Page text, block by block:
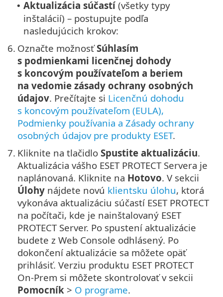
• Aktualizácia súčastí(všetky typy
inštalácií) – postupujte podľa
nasledujúcich krokov:
6. Označte možnosťSúhlasím
s podmienkami licenčnej dohody
s koncovým používateľom a beriem
na vedomie zásady ochrany osobných
údajov. Prečítajte si Licenčnú dohodu
s koncovým používateľom (EULA),
Podmienky používania a Zásady ochrany
osobných údajov pre produkty ESET.
7. Kliknite na tlačidlo Spustite aktualizáciu.
Aktualizácia vášho ESET PROTECT Servera je
naplánovaná. Kliknite na Hotovo. V sekcii
Úlohy nájdete novú klientsku úlohu, ktorá
vykonáva aktualizáciu súčastí ESET PROTECT
na počítači, kde je nainštalovaný ESET
PROTECT Server. Po spustení aktualizácie
budete z Web Console odhlásený. Po
dokončení aktualizácie sa môžete opäť
prihlásiť. Verziu produktu ESET PROTECT
On-Prem si môžete skontrolovať v sekcii
Pomocník > O programe.